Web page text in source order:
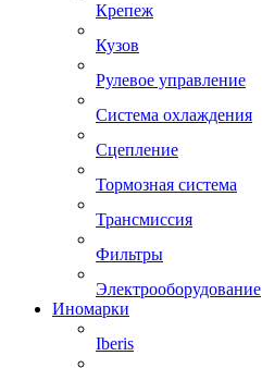
Крепеж
Кузов
Рулевое управление
Система охлаждения
Сцепление
Тормозная система
Трансмиссия
Фильтры
Электрооборудование
Иномарки
Iberis